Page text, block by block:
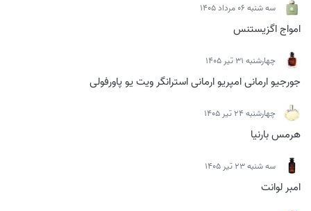
سه شنبه 06 مرداد 1405
امواج اگزیستنس
چهارشنبه 31 تیر 1405
جورجیو ارمانی امپریو ارمانی استرانگر ویت یو پاورفولی
چهارشنبه 24 تیر 1405
هرمس بارنیا
سه شنبه 23 تیر 1405
امبر لوانت